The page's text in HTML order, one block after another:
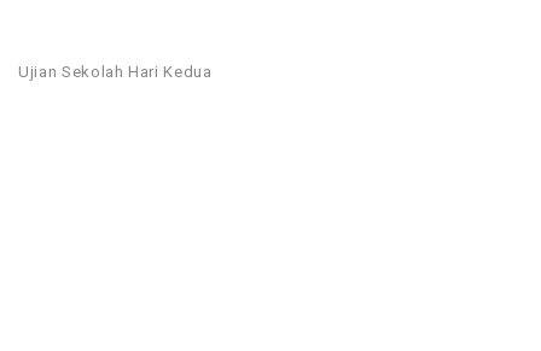
Ujian Sekolah Hari Kedua